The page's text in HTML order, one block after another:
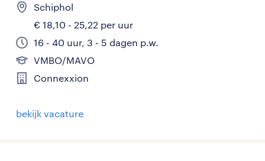
Schiphol
€ 18,10 - 25,22 per uur
16 - 40 uur, 3 - 5 dagen p.w.
VMBO/MAVO
Connexxion
bekijk vacature